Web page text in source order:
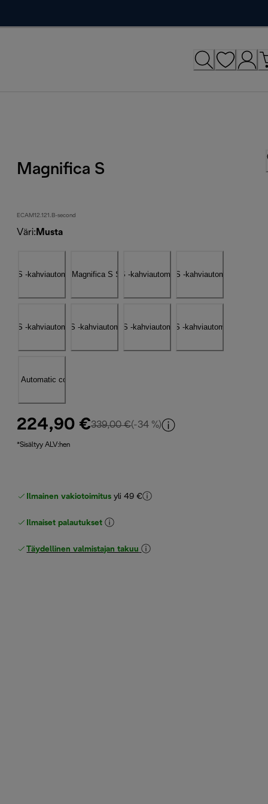
Magnifica S
ECAM12.121.B-second
Väri: Musta
224,90 €339,00 €alkuperäinen hinta 339,00 €
(-34 %)
*Sisältyy ALV:hen
Ilmainen vakiotoimitus yli 49 €
Ilmaiset palautukset
Täydellinen valmistajan takuu